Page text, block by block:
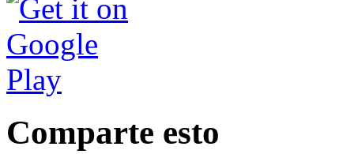
Comparte esto